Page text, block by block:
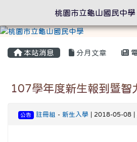
本站消息 分月文章
107學年度新生報到暨智
公告 註冊組 - 新生入學 | 2018-05-08 |
桃園市立龜山國民中學